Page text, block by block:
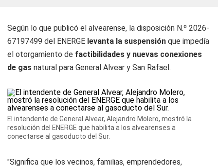
Según lo que publicó el alvearense, la disposición N.º 2026-
67197499 del ENERGE levanta la suspensión que impedía
el otorgamiento de factibilidades y nuevas conexiones
de gas natural para General Alvear y San Rafael.
El intendente de General Alvear, Alejandro Molero, mostró la
resolución del ENERGE que habilita a los alvearenses a
conectarse al gasoducto del Sur.
"Significa que los vecinos, familias, emprendedores,